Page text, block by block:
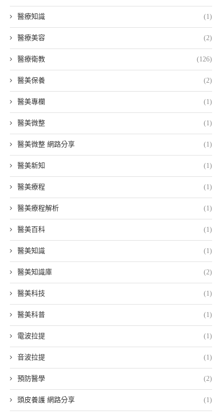
醫療知識 (1)
醫療美容 (2)
醫療衛教 (126)
醫美保養 (2)
醫美專欄 (1)
醫美微整 (1)
醫美微整 網路分享 (1)
醫美新知 (1)
醫美療程 (1)
醫美療程解析 (1)
醫美百科 (1)
醫美知識 (1)
醫美知識庫 (2)
醫美科技 (1)
醫美科普 (1)
電波拉提 (1)
音波拉提 (1)
預防醫學 (2)
頭皮養護 網路分享 (1)